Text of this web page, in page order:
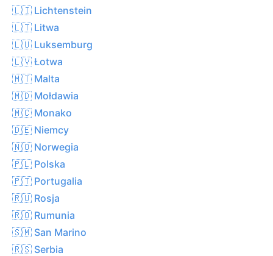
🇱🇮 Lichtenstein
🇱🇹 Litwa
🇱🇺 Luksemburg
🇱🇻 Łotwa
🇲🇹 Malta
🇲🇩 Mołdawia
🇲🇨 Monako
🇩🇪 Niemcy
🇳🇴 Norwegia
🇵🇱 Polska
🇵🇹 Portugalia
🇷🇺 Rosja
🇷🇴 Rumunia
🇸🇲 San Marino
🇷🇸 Serbia